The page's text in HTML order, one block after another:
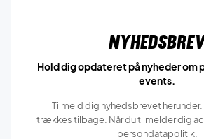
Hold dig opdateret på nyheder om
events.
Tilmeld dig nyhedsbrevet herunder.
trækkes tilbage. Når du tilmelder dig
persondatapolitik.